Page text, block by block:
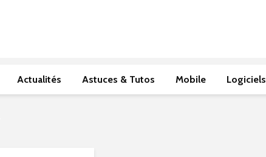
Actualités Astuces & Tutos Mobile Logiciels